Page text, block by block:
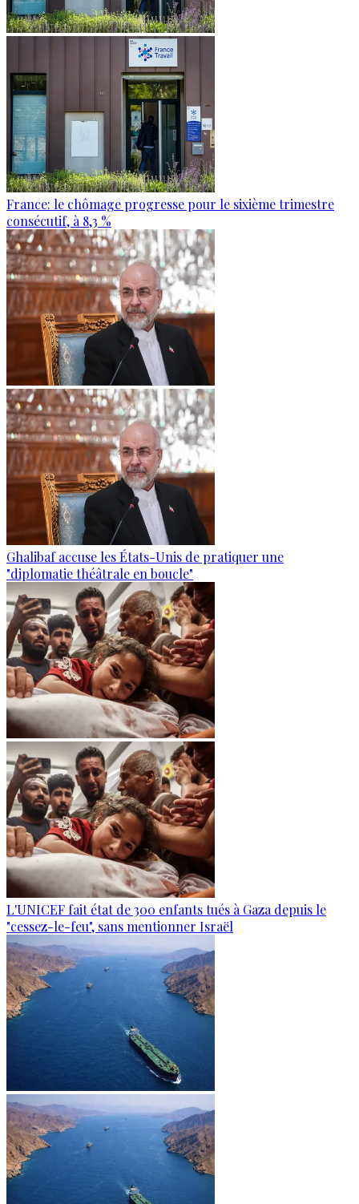
France: le chômage progresse pour le sixième trimestre
consécutif, à 8,3 %
Ghalibaf accuse les États-Unis de pratiquer une
"diplomatie théâtrale en boucle"
L'UNICEF fait état de 300 enfants tués à Gaza depuis le
"cessez-le-feu", sans mentionner Israël